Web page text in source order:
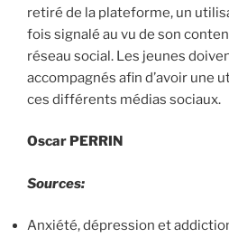
retiré de la plateforme, un
fois signalé au vu de son
réseau social. Les jeunes
accompagnés afin d’avoir une
ces différents médias sociaux.
Oscar PERRIN
Sources:
Anxiété, dépression et